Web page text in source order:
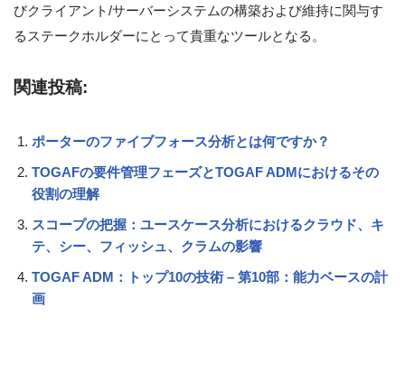
びクライアント/サーバーシステムの構築および維持に関与す
るステークホルダーにとって貴重なツールとなる。
関連投稿:
ポーターのファイブフォース分析とは何ですか？
TOGAFの要件管理フェーズとTOGAF ADMにおけるその
役割の理解
スコープの把握：ユースケース分析におけるクラウド、キ
テ、シー、フィッシュ、クラムの影響
TOGAF ADM：トップ10の技術 – 第10部：能力ベースの計
画